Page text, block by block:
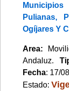
Pulianas,
Ogíjares Y
Area:
Andaluz.
Fecha: 17/
Estado: